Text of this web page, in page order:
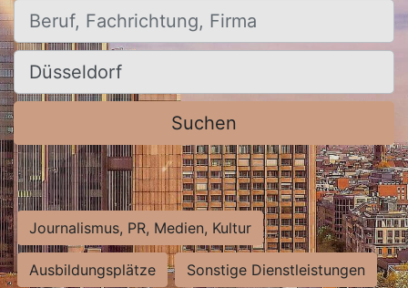
Beruf, Fachrichtung, Firma
Ort, Stadt
Suchen
Journalismus, PR, Medien, Kultur
Ausbildungsplätze Sonstige Dienstleistungen